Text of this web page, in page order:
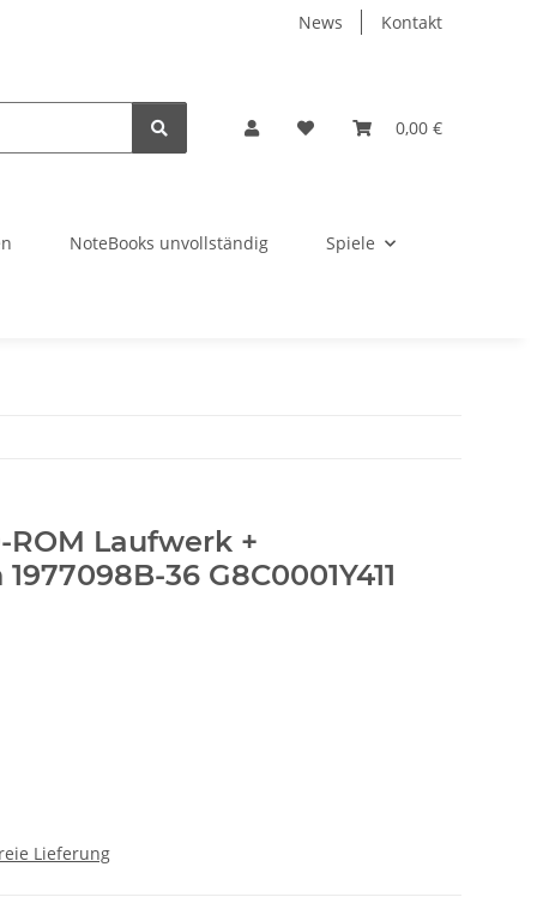
News Kontakt
0,00 €
NoteBooks unvollständig Spiele
ROM Laufwerk +
36 G8C0001Y411
Lieferung